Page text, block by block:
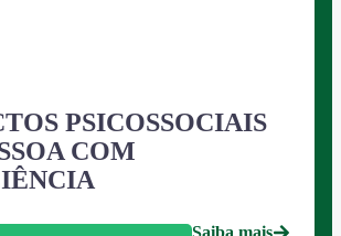
PSICOSSOCIAIS
COM